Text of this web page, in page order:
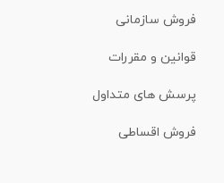
فروش سازمانی
قوانین و مقررات
پرسش های متداول
فروش اقساطی